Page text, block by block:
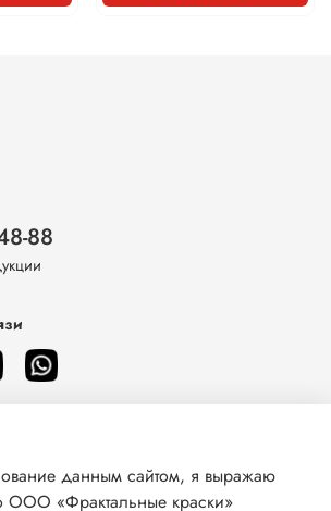
88
данным сайтом, я выражаю
ООО «Фрактальные краски»